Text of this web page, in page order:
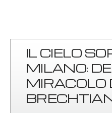
IL CIELO
MILANO:
MIRACOLO